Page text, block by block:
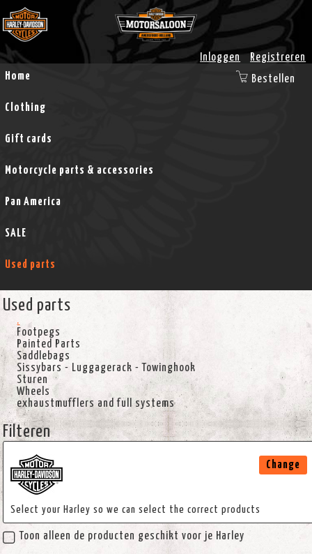
Inloggen
Registreren
Home
Clothing
Gift cards
Motorcycle parts & accessories
Pan America
SALE
Used parts
Bestellen
Used parts
.
Footpegs
Painted Parts
Saddlebags
Sissybars - Luggagerack - Towinghook
Sturen
Wheels
exhaustmufflers and full systems
Filteren
Select your Harley so we can select the correct products
Change
Toon alleen de producten geschikt voor je Harley